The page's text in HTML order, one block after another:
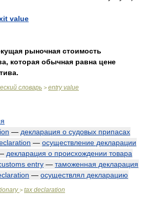
value
рыночная стоимость
которая обычная равна цене
словарь > entry value
— декларация о судовых припасах
— осуществление декларации
декларация о происхождении товара
entry — таможенная декларация
— осуществлял декларацию
> tax declaration